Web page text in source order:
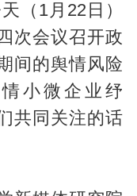
（1月22日）
次会议召开政
间的舆情风险
小微企业纾
共同关注的话